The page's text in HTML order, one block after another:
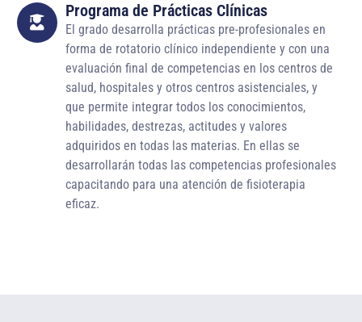
Programa de Prácticas Clínicas
El grado desarrolla prácticas pre-profesionales en
forma de rotatorio clínico independiente y con una
evaluación final de competencias en los centros de
salud, hospitales y otros centros asistenciales, y
que permite integrar todos los conocimientos,
habilidades, destrezas, actitudes y valores
adquiridos en todas las materias. En ellas se
desarrollarán todas las competencias profesionales
capacitando para una atención de fisioterapia
eficaz.